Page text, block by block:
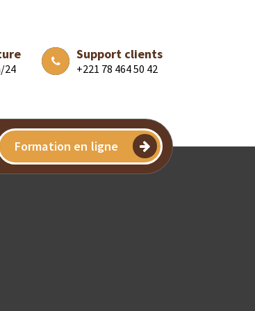
24
Support clients
+221 78 464 50 42
Formation en ligne